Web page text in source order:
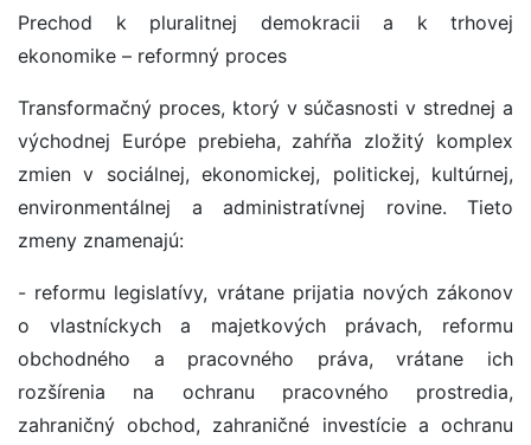
Prechod k pluralitnej demokracii a k trhovej
ekonomike – reformný proces
Transformačný proces, ktorý v súčasnosti v strednej a
východnej Európe prebieha, zahŕňa zložitý komplex
zmien v sociálnej, ekonomickej, politickej, kultúrnej,
environmentálnej a administratívnej rovine. Tieto
zmeny znamenajú:
- reformu legislatívy, vrátane prijatia nových zákonov
o vlastníckych a majetkových právach, reformu
obchodného a pracovného práva, vrátane ich
rozšírenia na ochranu pracovného prostredia,
zahraničný obchod, zahraničné investície a ochranu